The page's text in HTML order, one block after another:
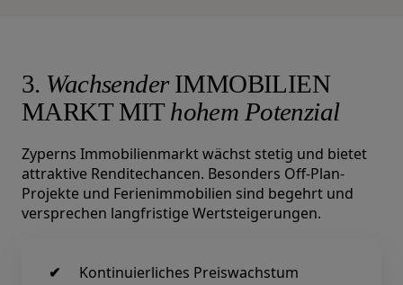
3. WachsenderIMMOBILIEN
MARKT MIThohem Potenzial
Zyperns Immobilienmarkt wächst stetig und bietet
attraktive Renditechancen. Besonders Off-Plan-
Projekte und Ferienimmobilien sind begehrt und
versprechen langfristige Wertsteigerungen.
Kontinuierliches Preiswachstum